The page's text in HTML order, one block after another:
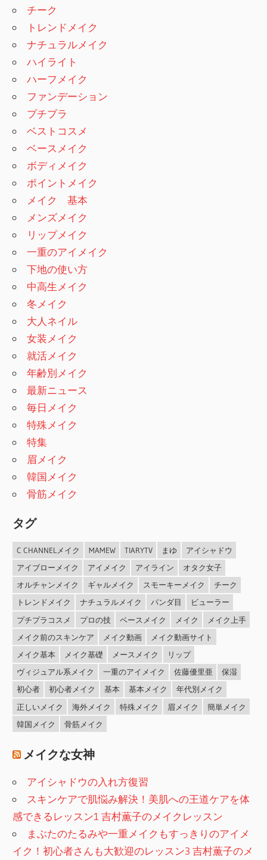
チーク
トレンドメイク
ナチュラルメイク
ハイライト
ハーフメイク
ファンデーション
プチプラ
ベストコスメ
ベースメイク
ボディメイク
ポイントメイク
メイク 基本
メンズメイク
リップメイク
一重のアイメイク
下地の使い方
中高生メイク
冬メイク
大人ネイル
女装メイク
就活メイク
年齢別メイク
最新ニュース
毎日メイク
特殊メイク
特集
眉メイク
韓国メイク
骨筋メイク
タグ
C CHANNELメイク MAMEW TIARYTV まゆ
アイシャドウ
アイブローメイク
アイメイク アイライン
オタク女子
オルチャンメイク
ギャルメイク スモーキーメイク
チーク
トレンドメイク
ナチュラルメイク パンダ目
ビューラー
プチプラコスメ
プロの技 ベースメイク メイク
メイク上手
メイク前のスキンケア
メイク動画
メイク動画サイト
メイク基本
メイク基礎 メースメイク
リップ
ヴィジュアル系メイク
一重のアイメイク 佐藤優里亜
保湿
初心者
初心者メイク 基本 基本メイク
年代別メイク
正しいメイク
海外メイク 特殊メイク 眉メイク
簡単メイク
韓国メイク
骨筋メイク
メイクな女神
アイシャドウの入れ方復習
スキンケアで肌悩み解決！美肌への王道ケアを体
感できるレッスン1 吉村薫子のメイクレッスン
まぶたのたるみや一重メイクもすっきりのアイメ
イク！初心者さんも大歓迎のレッスン3 吉村薫子のメ